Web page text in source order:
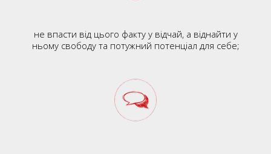
не впасти від цього факту у відчай, а віднайти у
ньому свободу та потужний потенціал для себе;